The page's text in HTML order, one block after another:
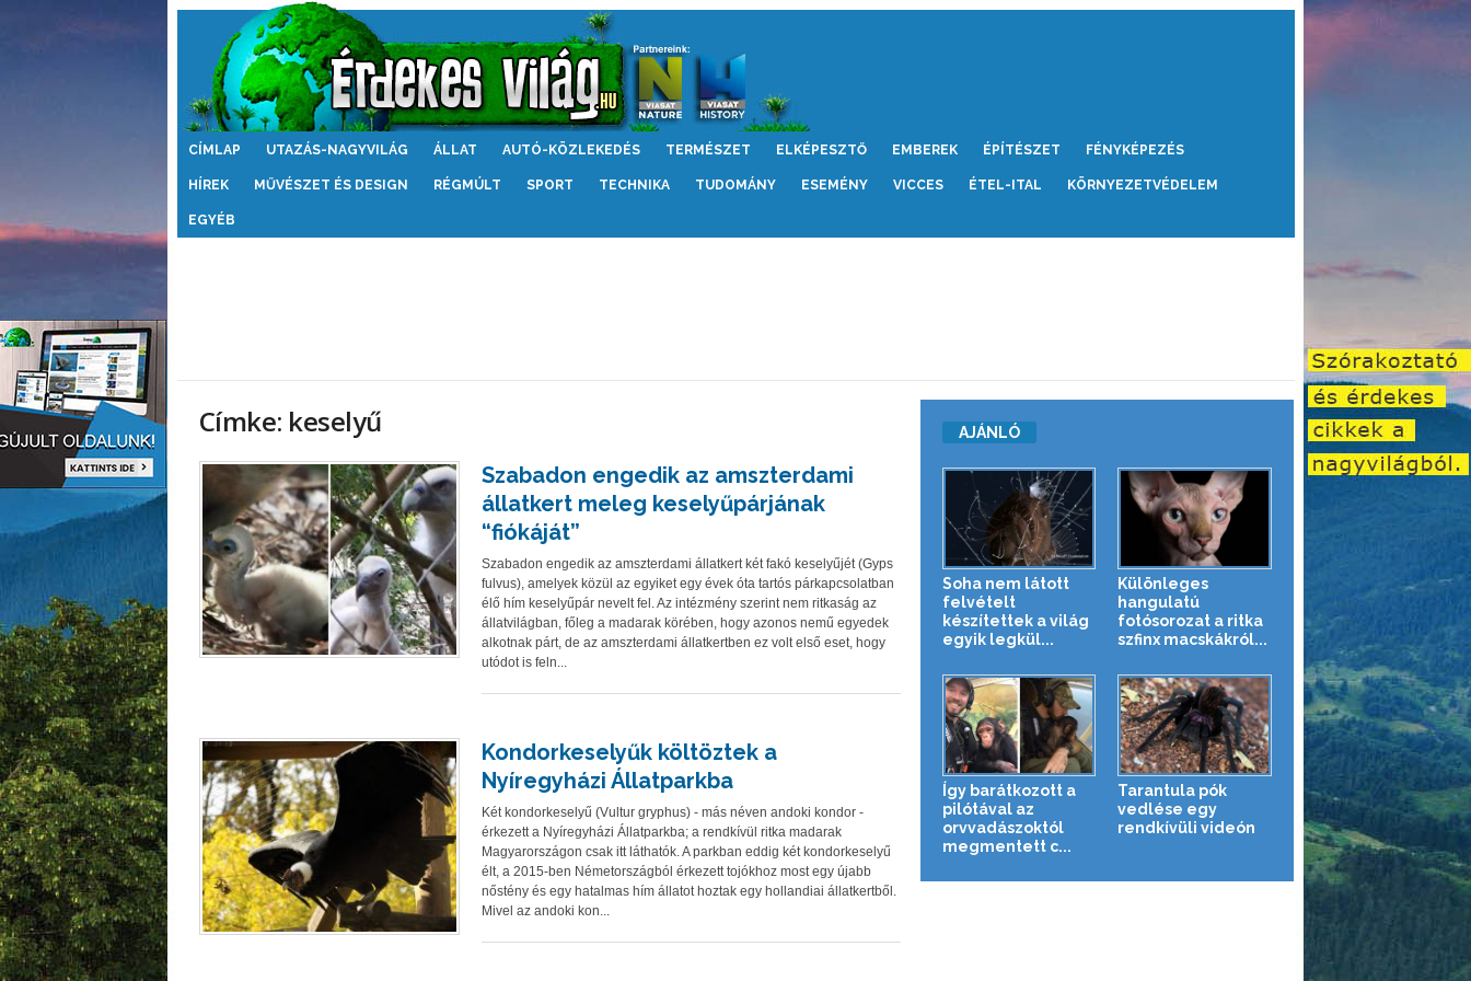
Érdekes
CÍMLAP UTAZÁS-NAGYVILÁG ÁLLAT AUTÓ-KÖZLEKEDÉS TERMÉSZET ELKÉPESZTŐ EMBEREK ÉPÍTÉSZET FÉNYKÉPEZÉS
HÍREK MŰVÉSZET ÉS DESIGN RÉGMÚLT SPORT TECHNIKA TUDOMÁNY ESEMÉNY VICCES ÉTEL-ITAL KÖRNYEZETVÉDELEM
EGYÉB
Címke: keselyű
Szabadon engedik az amszterdami
állatkert meleg keselyűpárjának
“fiókáját”
Szabadon engedik az amszterdami állatkert két fakó keselyűjét (Gyps
fulvus), amelyek közül az egyiket egy évek óta tartós párkapcsolatban
élő hím keselyűpár nevelt fel. Az intézmény szerint nem ritkaság az
állatvilágban, főleg a madarak körében, hogy azonos nemű egyedek
alkotnak párt, de az amszterdami állatkertben ez volt első eset, hogy
utódot is feln...
Kondorkeselyűk költöztek a
Nyíregyházi Állatparkba
Két kondorkeselyű (Vultur gryphus) - más néven andoki kondor -
érkezett a Nyíregyházi Állatparkba; a rendkívül ritka madarak
Magyarországon csak itt láthatók. A parkban eddig két kondorkeselyű
élt, a 2015-ben Németországból érkezett tojókhoz most egy újabb
nőstény és egy hatalmas hím állatot hoztak egy hollandiai állatkertből.
Mivel az andoki kon...
AJÁNLÓ
Soha nem látott
felvételt
készítettek a világ
egyik legkül...
Különleges
hangulatú
fotósorozat a ritka
szfinx macskákról...
Így barátkozott a
pilótával az
orvvadászoktól
megmentett c...
Tarantula pók
vedlése egy
rendkívüli videón